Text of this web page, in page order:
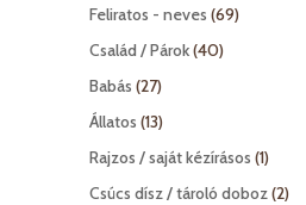
termék
Feliratos - neves 6969
Család / Párok 4040
Babás 2727
termék
Állatos 1313
termék
Rajzos / saját kézírásos 11
termék
Csúcs dísz / tároló doboz 22